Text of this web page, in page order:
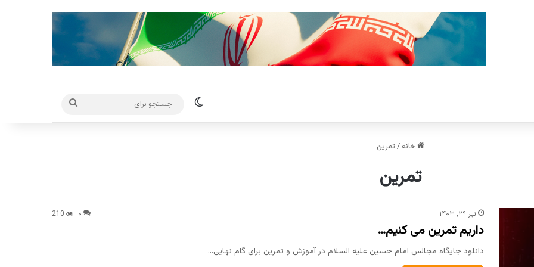
تغییر پوسته
برای
خانه / تمرین
تمرین
تیر ۲۹, ۱۴۰۳ ۰ 210
داریم تمرین می کنیم…
دانلود جایگاه مجالس امام حسین علیه السلام در آموزش و تمرین برای گام نهایی…